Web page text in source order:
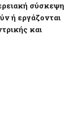
σύσκεψη
ή εργάζονται
και